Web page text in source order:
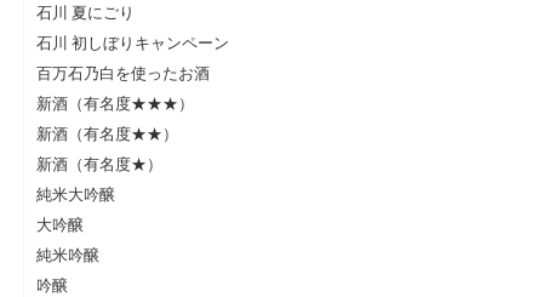
石川 夏にごり
石川 初しぼりキャンペーン
百万石乃白を使ったお酒
新酒（有名度★★★）
新酒（有名度★★）
新酒（有名度★）
純米大吟醸
大吟醸
純米吟醸
吟醸